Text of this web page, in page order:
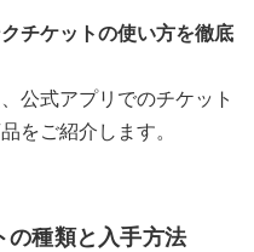
チケットの使い方を徹底
公式アプリでのチケット
をご紹介します。
の種類と入手方法